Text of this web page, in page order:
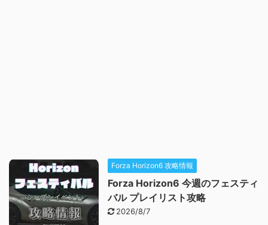
Forza Horizon6 攻略情報
Forza Horizon6 今週のフェスティ
バル プレイリスト攻略
2026/8/7